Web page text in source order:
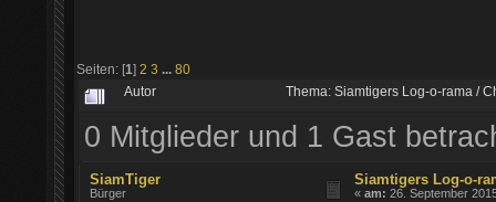
Seiten: [1] 2 3 ... 80
Autor Thema: Siamtigers Log-o-rama /
0 Mitglieder und 1 Gast
SiamTiger
Bürger
Siamtigers Log-o-
«am: 26. September